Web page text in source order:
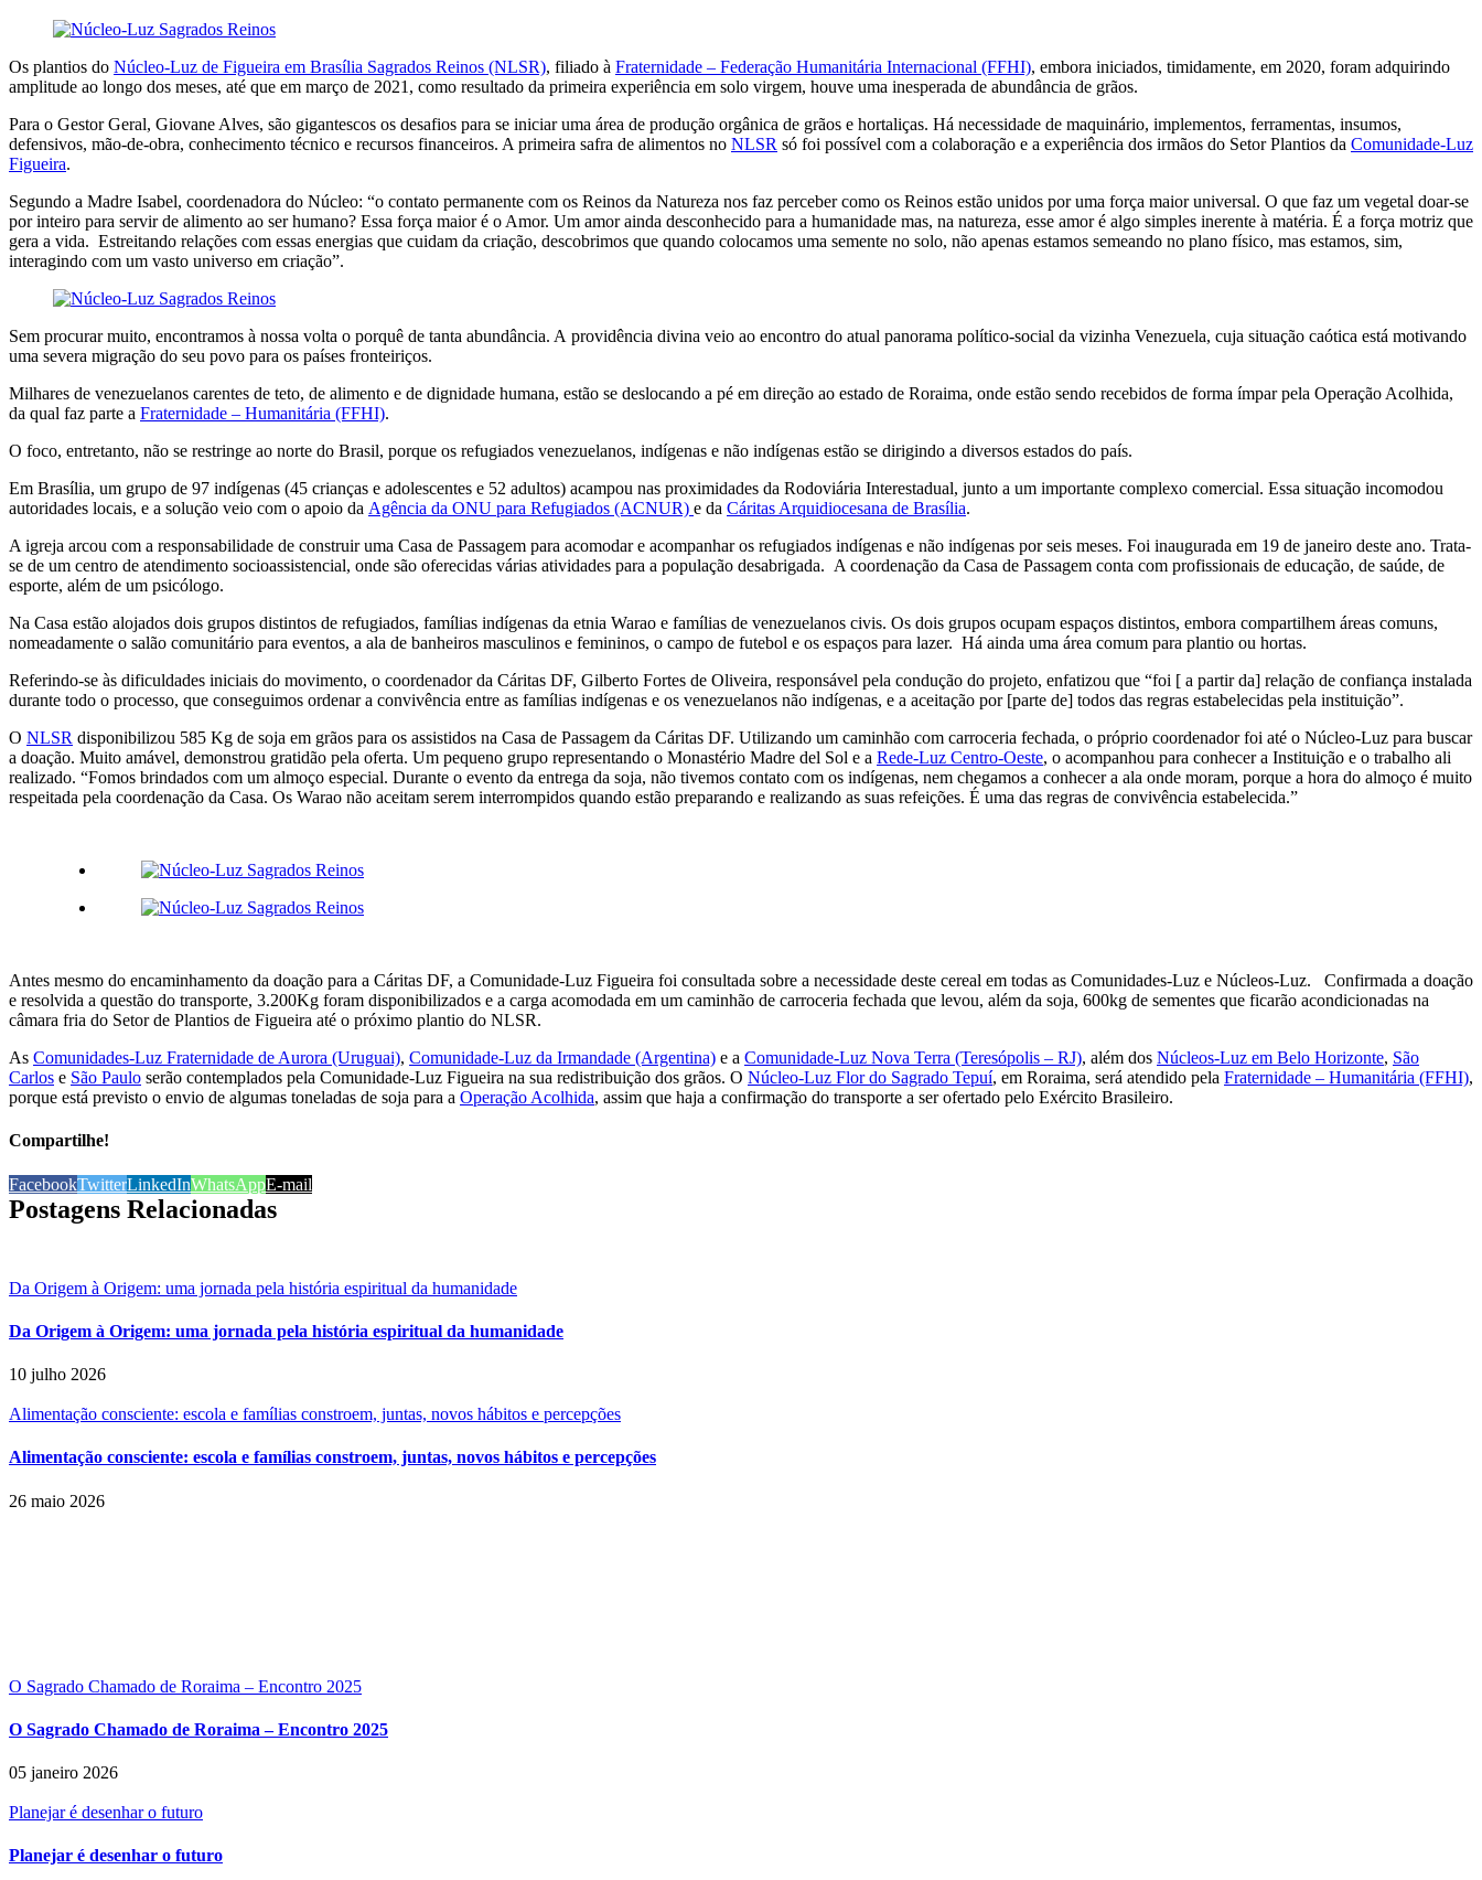
Os plantios do Núcleo-Luz de Figueira em Brasília Sagrados Reinos (NLSR), filiado à Fraternidade – Federação Humanitária Internacional (FFHI), embora iniciados, timidamente, em 2020, foram adquirindo
amplitude ao longo dos meses, até que em março de 2021, como resultado da primeira experiência em solo virgem, houve uma inesperada de abundância de grãos.
Para o Gestor Geral, Giovane Alves, são gigantescos os desafios para se iniciar uma área de produção orgânica de grãos e hortaliças. Há necessidade de maquinário, implementos, ferramentas, insumos,
defensivos, mão-de-obra, conhecimento técnico e recursos financeiros. A primeira safra de alimentos no NLSR só foi possível com a colaboração e a experiência dos irmãos do Setor Plantios da Comunidade-Luz
Figueira.
Segundo a Madre Isabel, coordenadora do Núcleo: “o contato permanente com os Reinos da Natureza nos faz perceber como os Reinos estão unidos por uma força maior universal. O que faz um vegetal doar-se
por inteiro para servir de alimento ao ser humano? Essa força maior é o Amor. Um amor ainda desconhecido para a humanidade mas, na natureza, esse amor é algo simples inerente à matéria. É a força motriz que
gera a vida. Estreitando relações com essas energias que cuidam da criação, descobrimos que quando colocamos uma semente no solo, não apenas estamos semeando no plano físico, mas estamos, sim,
interagindo com um vasto universo em criação”.
Sem procurar muito, encontramos à nossa volta o porquê de tanta abundância. A providência divina veio ao encontro do atual panorama político-social da vizinha Venezuela, cuja situação caótica está motivando
uma severa migração do seu povo para os países fronteiriços.
Milhares de venezuelanos carentes de teto, de alimento e de dignidade humana, estão se deslocando a pé em direção ao estado de Roraima, onde estão sendo recebidos de forma ímpar pela Operação Acolhida,
da qual faz parte a Fraternidade – Humanitária (FFHI).
O foco, entretanto, não se restringe ao norte do Brasil, porque os refugiados venezuelanos, indígenas e não indígenas estão se dirigindo a diversos estados do país.
Em Brasília, um grupo de 97 indígenas (45 crianças e adolescentes e 52 adultos) acampou nas proximidades da Rodoviária Interestadual, junto a um importante complexo comercial. Essa situação incomodou
autoridades locais, e a solução veio com o apoio da Agência da ONU para Refugiados (ACNUR) e da Cáritas Arquidiocesana de Brasília.
A igreja arcou com a responsabilidade de construir uma Casa de Passagem para acomodar e acompanhar os refugiados indígenas e não indígenas por seis meses. Foi inaugurada em 19 de janeiro deste ano. Trata-
se de um centro de atendimento socioassistencial, onde são oferecidas várias atividades para a população desabrigada. A coordenação da Casa de Passagem conta com profissionais de educação, de saúde, de
esporte, além de um psicólogo.
Na Casa estão alojados dois grupos distintos de refugiados, famílias indígenas da etnia Warao e famílias de venezuelanos civis. Os dois grupos ocupam espaços distintos, embora compartilhem áreas comuns,
nomeadamente o salão comunitário para eventos, a ala de banheiros masculinos e femininos, o campo de futebol e os espaços para lazer. Há ainda uma área comum para plantio ou hortas.
Referindo-se às dificuldades iniciais do movimento, o coordenador da Cáritas DF, Gilberto Fortes de Oliveira, responsável pela condução do projeto, enfatizou que “foi [ a partir da] relação de confiança instalada
durante todo o processo, que conseguimos ordenar a convivência entre as famílias indígenas e os venezuelanos não indígenas, e a aceitação por [parte de] todos das regras estabelecidas pela instituição”.
O NLSR disponibilizou 585 Kg de soja em grãos para os assistidos na Casa de Passagem da Cáritas DF. Utilizando um caminhão com carroceria fechada, o próprio coordenador foi até o Núcleo-Luz para buscar
a doação. Muito amável, demonstrou gratidão pela oferta. Um pequeno grupo representando o Monastério Madre del Sol e a Rede-Luz Centro-Oeste, o acompanhou para conhecer a Instituição e o trabalho ali
realizado. “Fomos brindados com um almoço especial. Durante o evento da entrega da soja, não tivemos contato com os indígenas, nem chegamos a conhecer a ala onde moram, porque a hora do almoço é muito
respeitada pela coordenação da Casa. Os Warao não aceitam serem interrompidos quando estão preparando e realizando as suas refeições. É uma das regras de convivência estabelecida.”
Antes mesmo do encaminhamento da doação para a Cáritas DF, a Comunidade-Luz Figueira foi consultada sobre a necessidade deste cereal em todas as Comunidades-Luz e Núcleos-Luz. Confirmada a doação
e resolvida a questão do transporte, 3.200Kg foram disponibilizados e a carga acomodada em um caminhão de carroceria fechada que levou, além da soja, 600kg de sementes que ficarão acondicionadas na
câmara fria do Setor de Plantios de Figueira até o próximo plantio do NLSR.
As Comunidades-Luz Fraternidade de Aurora (Uruguai), Comunidade-Luz da Irmandade (Argentina) e a Comunidade-Luz Nova Terra (Teresópolis – RJ), além dos Núcleos-Luz em Belo Horizonte, São
Carlos e São Paulo serão contemplados pela Comunidade-Luz Figueira na sua redistribuição dos grãos. O Núcleo-Luz Flor do Sagrado Tepuí, em Roraima, será atendido pela Fraternidade – Humanitária (FFHI),
porque está previsto o envio de algumas toneladas de soja para a Operação Acolhida, assim que haja a confirmação do transporte a ser ofertado pelo Exército Brasileiro.
Compartilhe!
FacebookTwitterLinkedInWhatsAppE-mail
Postagens Relacionadas
Da Origem à Origem: uma jornada pela história espiritual da humanidade
Da Origem à Origem: uma jornada pela história espiritual da humanidade
10 julho 2026
Alimentação consciente: escola e famílias constroem, juntas, novos hábitos e percepções
Alimentação consciente: escola e famílias constroem, juntas, novos hábitos e percepções
26 maio 2026
O Sagrado Chamado de Roraima – Encontro 2025
O Sagrado Chamado de Roraima – Encontro 2025
05 janeiro 2026
Planejar é desenhar o futuro
Planejar é desenhar o futuro